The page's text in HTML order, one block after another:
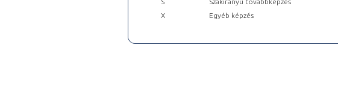
X
Egyéb képzés